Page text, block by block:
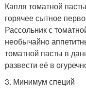
Капля томатной
горячее сытное
Рассольник с
необычайно
томатной пасты в
развести её в
3. Минимум специй